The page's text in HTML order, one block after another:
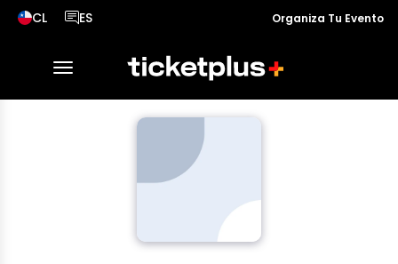
CL
País seleccionado, cambiar país
ES
Idioma seleccionado, cambiar idiomaOrganiza Tu Evento
desplegar navegación